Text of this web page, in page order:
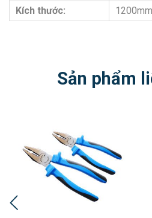
Kích thước:
Sản phẩm